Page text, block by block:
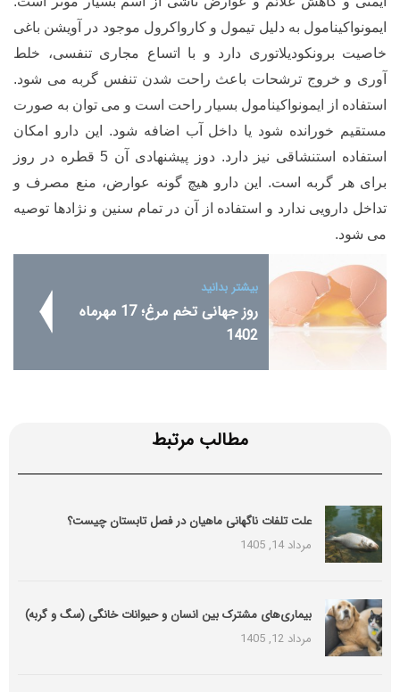
ایمونواکینامول به دلیل تیمول و کارواکرول موجود در آویشن باغی
خاصیت برونکودیلاتوری دارد و با اتساع مجاری تنفسی، خلط
آوری و خروج ترشحات باعث راحت شدن تنفس گربه می شود.
استفاده از ایمونواکینامول بسیار راحت است و می توان به صورت
مستقیم خورانده شود یا داخل آب اضافه شود. این دارو امکان
استفاده استنشاقی نیز دارد. دوز پیشنهادی آن 5 قطره در روز
برای هر گربه است. این دارو هیچ گونه عوارض، منع مصرف و
تداخل دارویی ندارد و استفاده از آن در تمام سنین و نژادها توصیه
می شود.
بیشتر بدانید
روز جهانی تخم مرغ؛ 17 مهرماه
1402
مطالب مرتبط
علت تلفات ناگهانی ماهیان در فصل تابستان چیست؟
مرداد 14, 1405
بیماری‌های مشترک بین انسان و حیوانات خانگی (سگ و گربه)
مرداد 12, 1405